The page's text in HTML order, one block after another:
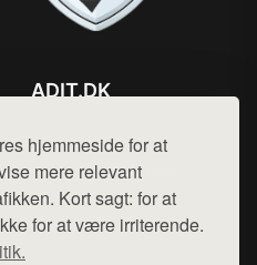
hjemmeside for at
mere relevant
Kort sagt: for at
for at være irriterende.
ADIT.DK
Mail: hej@want.dk
Cookie- og privatlivspolitik